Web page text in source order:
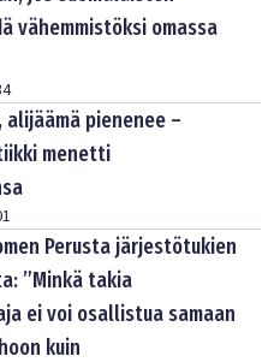
vähemmistöksi omassa
alijäämä pienenee –
menetti
Perusta järjestötukien
”Minkä takia
ei voi osallistua samaan
kuin